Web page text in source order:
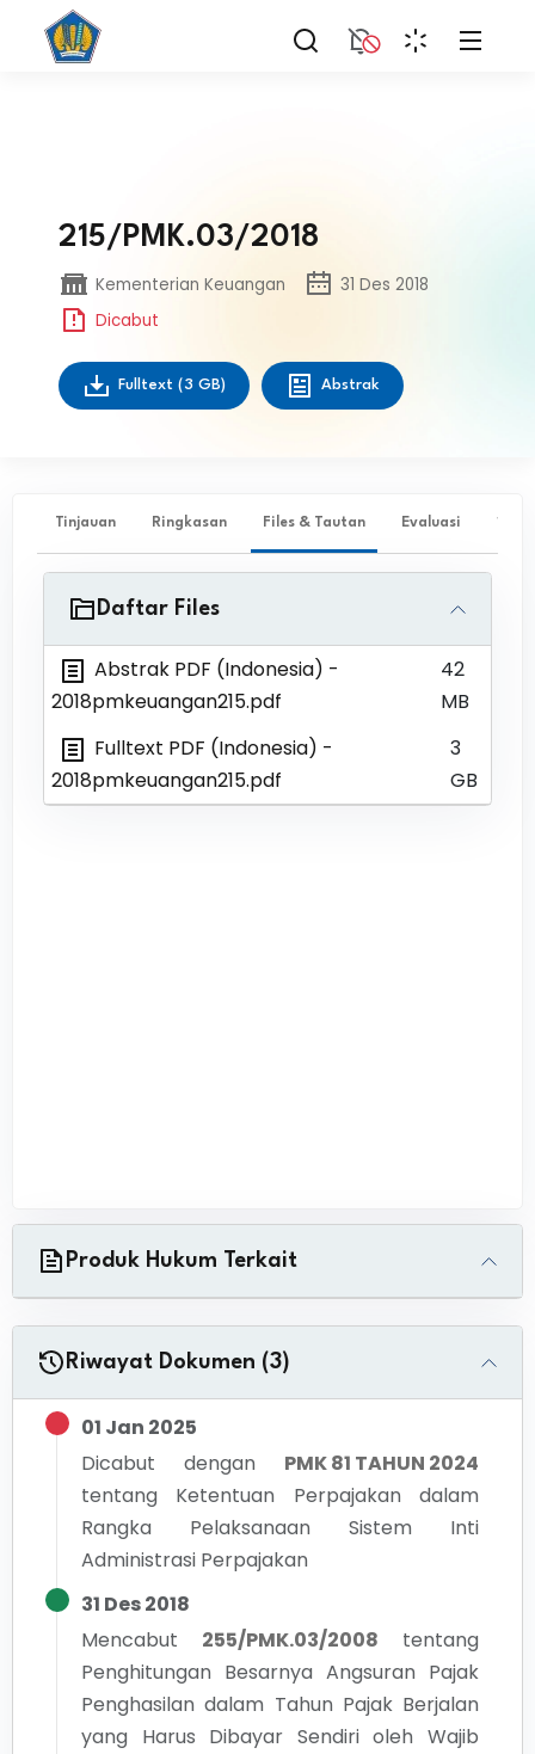
215/PMK.03/2018
Kementerian Keuangan
31 Des 2018
Dicabut
Fulltext (3 GB) Abstrak
Tinjauan Ringkasan Files & Tautan Evaluasi ✨
Daftar Files
Abstrak PDF (Indonesia) -
2018pmkeuangan215.pdf
42
MB
Fulltext PDF (Indonesia) -
2018pmkeuangan215.pdf
3
GB
Produk Hukum Terkait
Riwayat Dokumen (3)
01 Jan 2025
Dicabut dengan
PMK 81 TAHUN 2024
tentang Ketentuan Perpajakan dalam
Rangka Pelaksanaan Sistem Inti
Administrasi Perpajakan
31 Des 2018
Mencabut
255/PMK.03/2008
tentang
Penghitungan Besarnya Angsuran Pajak
Penghasilan dalam Tahun Pajak Berjalan
yang Harus Dibayar Sendiri oleh Wajib